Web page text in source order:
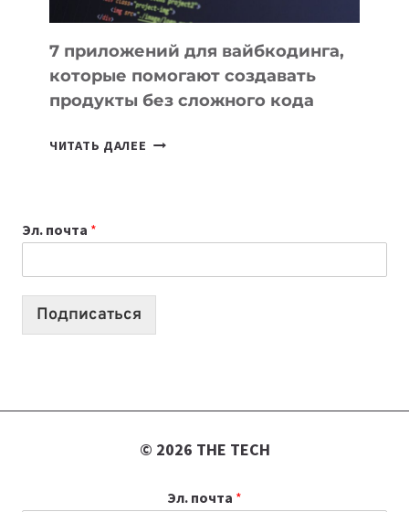
7 приложений для вайбкодинга,
которые помогают создавать
продукты без сложного кода
ЧИТАТЬ ДАЛЕЕ
СОЗДАВАТЬ
ПРОДУКТЫ
Эл. почта *
Подписаться
© 2026 THE TECH
Эл. почта *